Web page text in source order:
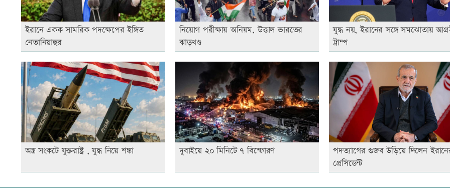
ইরানে একক সামরিক পদক্ষেপের ইঙ্গিত
নেতানিয়াহুর
নিয়োগ পরীক্ষায় অনিয়ম, উত্তাল ভারতের
ঝাড়খণ্ড
যুদ্ধ নয়, ইরানের সঙ্গে সমঝোতায়
ট্রাম্প
অস্ত্র সংকটে যুক্তরাষ্ট্র , যুদ্ধ নিয়ে শঙ্কা দুবাইয়ে ২০ মিনিটে ৭ বিস্ফোরণ
পদত্যাগের গুজব উড়িয়ে দিলেন
প্রেসিডেন্ট